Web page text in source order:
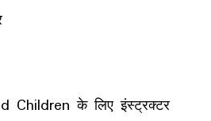
Children के लिए इंस्ट्रक्टर